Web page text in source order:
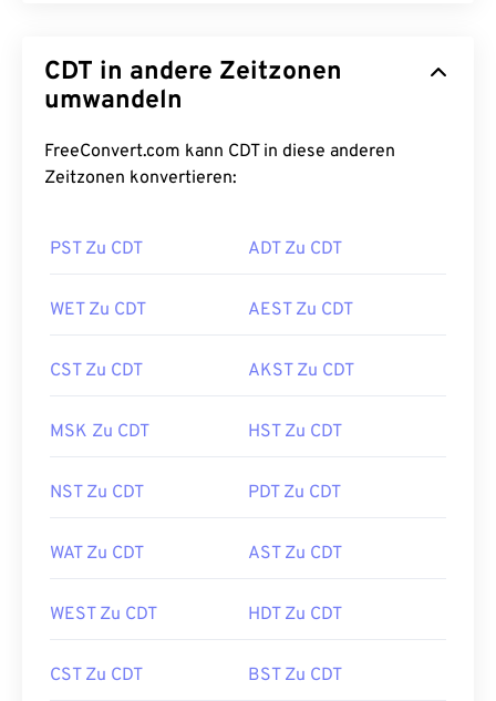
CDT in andere Zeitzonen
umwandeln
FreeConvert.com kann CDT in diese anderen
Zeitzonen konvertieren:
PST Zu CDT ADT Zu CDT
WET Zu CDT AEST Zu CDT
CST Zu CDT AKST Zu CDT
MSK Zu CDT HST Zu CDT
NST Zu CDT PDT Zu CDT
WAT Zu CDT AST Zu CDT
WEST Zu CDT HDT Zu CDT
CST Zu CDT BST Zu CDT